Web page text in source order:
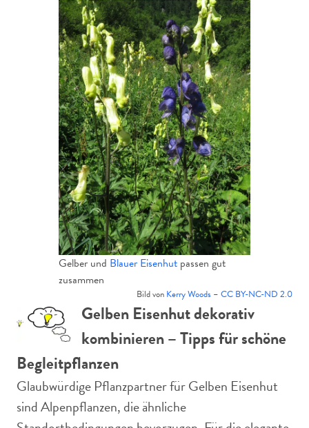
Gelber und Blauer Eisenhut passen gut
zusammen
Bild von Kerry Woods – CC BY-NC-ND 2.0
Gelben Eisenhut dekorativ
kombinieren – Tipps für schöne
Begleitpflanzen
Glaubwürdige Pflanzpartner für Gelben Eisenhut
sind Alpenpflanzen, die ähnliche